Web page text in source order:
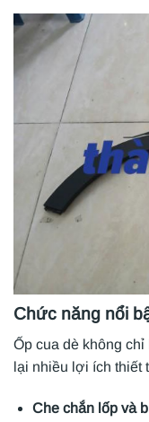
Chức năng nổi
Ốp cua dè không chỉ
lại nhiều lợi ích thiết
Che chắn lốp và